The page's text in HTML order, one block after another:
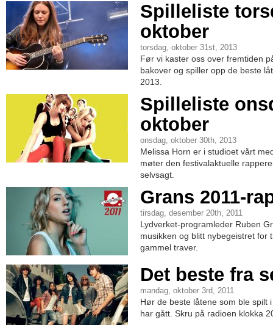
Spilleliste
oktober
torsdag, oktober 31st, 2013
Før vi kaster oss over fremtiden
bakover og spiller opp de beste
2013.
Spilleliste
oktober
onsdag, oktober 30th, 2013
Melissa Horn er i studioet vårt
møter den festivalaktuelle
selvsagt.
Grans 2011-
tirsdag, desember 20th, 2011
Lydverket-programleder Ruben
musikken og blitt nybegeistret for
gammel traver.
Det beste fra
mandag, oktober 3rd, 2011
Hør de beste låtene som ble spilt
har gått. Skru på radioen klokka